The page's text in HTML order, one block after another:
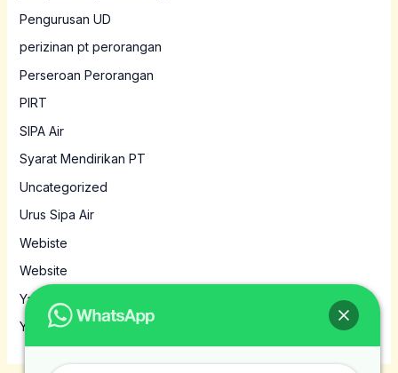
Pengurusan UD
perizinan pt perorangan
Perseroan Perorangan
PIRT
SIPA Air
Syarat Mendirikan PT
Uncategorized
Urus Sipa Air
Webiste
Website
Yayasan
Yayasan MBG